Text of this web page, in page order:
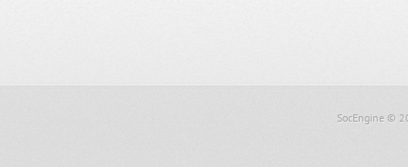
SocEngine ©